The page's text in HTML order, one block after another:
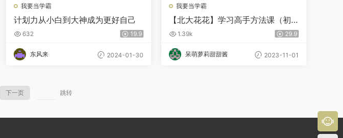
我要当学霸
计划力从小白到大神成为更好自己
632 19.9
东风来 2024-01-30
我要当学霸
【北大花花】学习高手方法课（初
阶+进阶）139节课
1.39k 29.9
呆萌萝莉甜甜酱 2023-11-01
下一页 跳转